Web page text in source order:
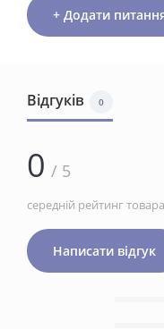
+ Додати
Відгуків 0
0 / 5
середній рейтинг товара
Написати відгук